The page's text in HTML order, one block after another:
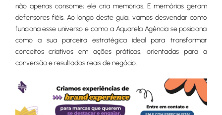
não apenas consome; ele cria memórias. E memórias geram
defensores fiéis. Ao longo deste guia, vamos desvendar como
funciona esse universo e como a Aquarela Agência se posiciona
como a sua parceira estratégica ideal para transformar
conceitos criativos em ações práticas, orientadas para a
conversão e resultados reais de negócio.